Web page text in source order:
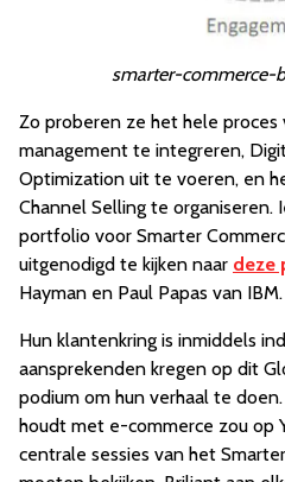
smarter-commerce-
Zo proberen ze het hele proces
management te integreren,
Optimization uit te voeren, en
Channel Selling te organiseren.
portfolio voor Smarter
uitgenodigd te kijken naar deze
Hayman en Paul Papas van IBM.
Hun klantenkring is inmiddels
aansprekenden kregen op dit
podium om hun verhaal te
houdt met e-commerce zou op
centrale sessies van het